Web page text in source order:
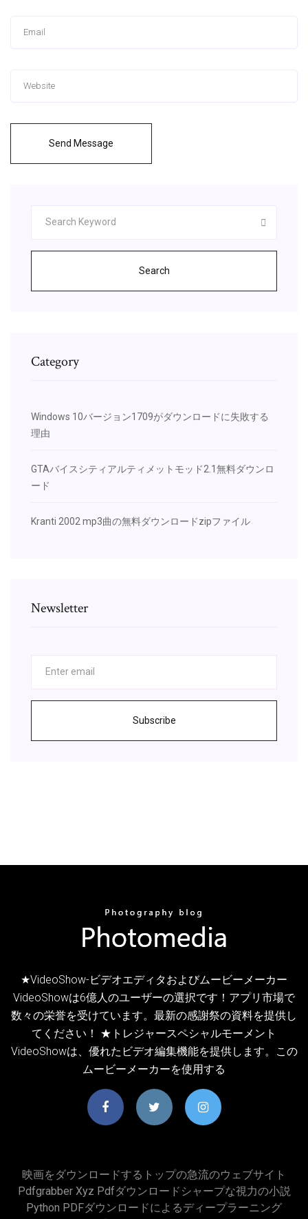
Send Message
Search
Category
Windows 10バージョン1709がダウンロードに失敗する
理由
GTAバイスシティアルティメットモッド2.1無料ダウンロ
ード
Kranti 2002 mp3曲の無料ダウンロードzipファイル
Newsletter
Subscribe
★VideoShow-ビデオエディタおよびムービーメーカー
VideoShowは6億人のユーザーの選択です！アプリ市場で
数々の栄誉を受けています。最新の感謝祭の資料を提供し
てください！ ★トレジャースペシャルモーメント
VideoShowは、優れたビデオ編集機能を提供します。この
ムービーメーカーを使用する
映画をダウンロードするトップの急流のウェブサイト
Pdfgrabber Xyz Pdfダウンロードシャープな視力の小説
Python PDFダウンロードによるディープラーニング